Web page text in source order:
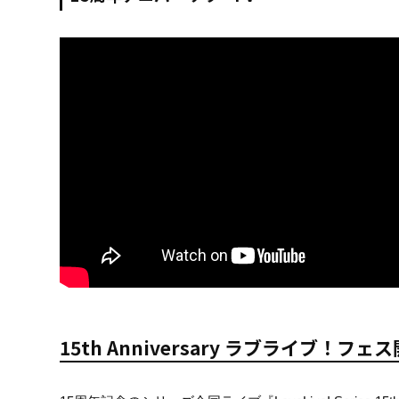
15th Anniversary ラブライブ！フェス